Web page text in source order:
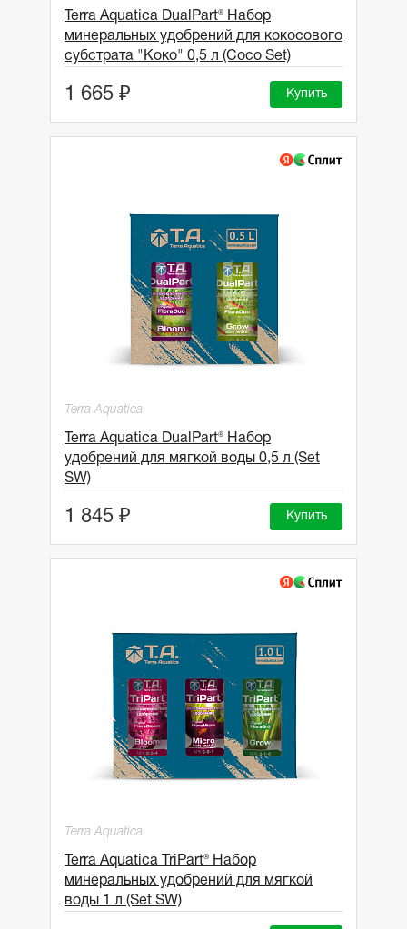
Terra Aquatica DualPart® Набор
минеральных удобрений для кокосового
субстрата "Коко" 0,5 л (Coco Set)
1 665 ₽ Купить
Terra Aquatica
Terra Aquatica DualPart® Набор
удобрений для мягкой воды 0,5 л (Set
SW)
1 845 ₽ Купить
Terra Aquatica
Terra Aquatica TriPart® Набор
минеральных удобрений для мягкой
воды 1 л (Set SW)